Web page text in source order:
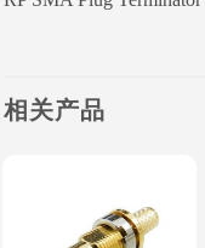
相关产品
Add to
wishlist